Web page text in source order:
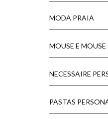
MODA PRAIA
MOUSE E MOUSE
NECESSAIRE
PASTAS